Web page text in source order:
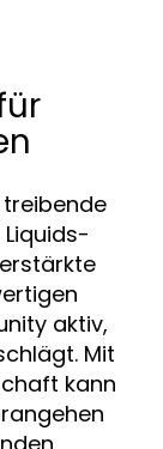
aktiv,
Mit
kann